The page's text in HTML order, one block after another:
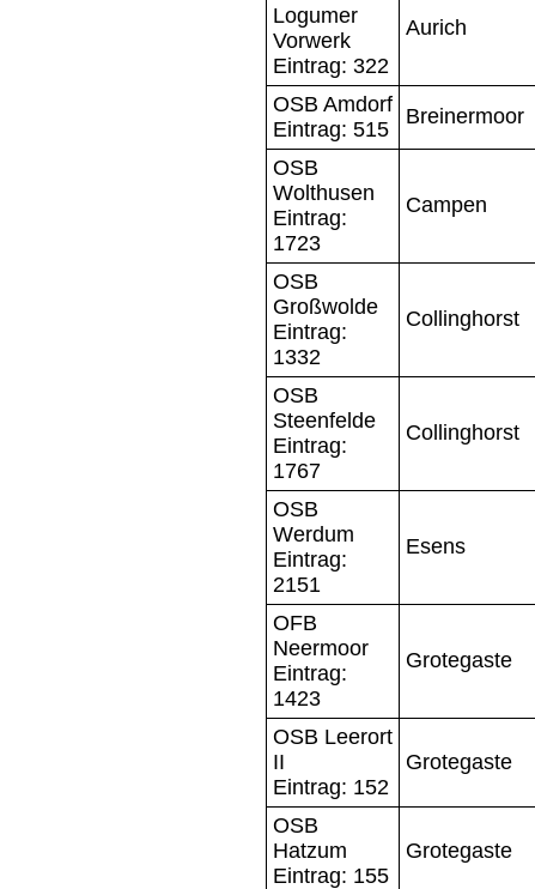
Logumer
Vorwerk
Eintrag: 322
Aurich
OSB Amdorf
Eintrag: 515
Breinermoor
OSB
Wolthusen
Eintrag:
1723
Campen
OSB
Großwolde
Eintrag:
1332
Collinghorst
OSB
Steenfelde
Eintrag:
1767
Collinghorst
OSB
Werdum
Eintrag:
2151
Esens
OFB
Neermoor
Eintrag:
1423
Grotegaste
OSB Leerort
II
Eintrag: 152
Grotegaste
OSB
Hatzum
Eintrag: 155
Grotegaste